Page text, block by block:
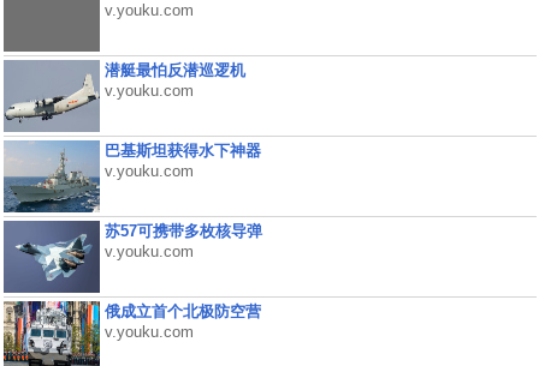
v.youku.com
潜艇最怕反潜巡逻机
v.youku.com
巴基斯坦获得水下神器
v.youku.com
苏57可携带多枚核导弹
v.youku.com
俄成立首个北极防空营
v.youku.com